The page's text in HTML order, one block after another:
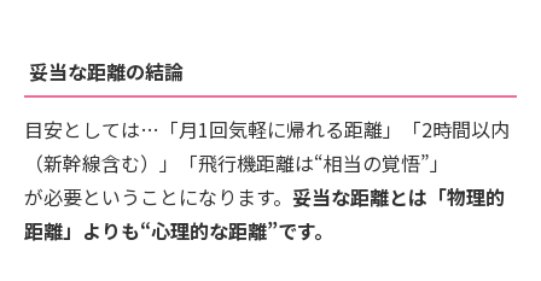
妥当な距離の結論
目安としては…「月1回気軽に帰れる距離」「2時間以内
（新幹線含む）」「飛行機距離は“相当の覚悟”」
が必要ということになります。 妥当な距離とは「物理的
距離」よりも“心理的な距離”です。